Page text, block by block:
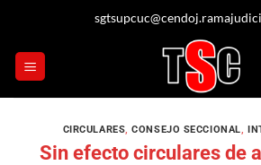
CIRCULARES,CONSEJO SECCIONAL,
Sin efecto circulares de